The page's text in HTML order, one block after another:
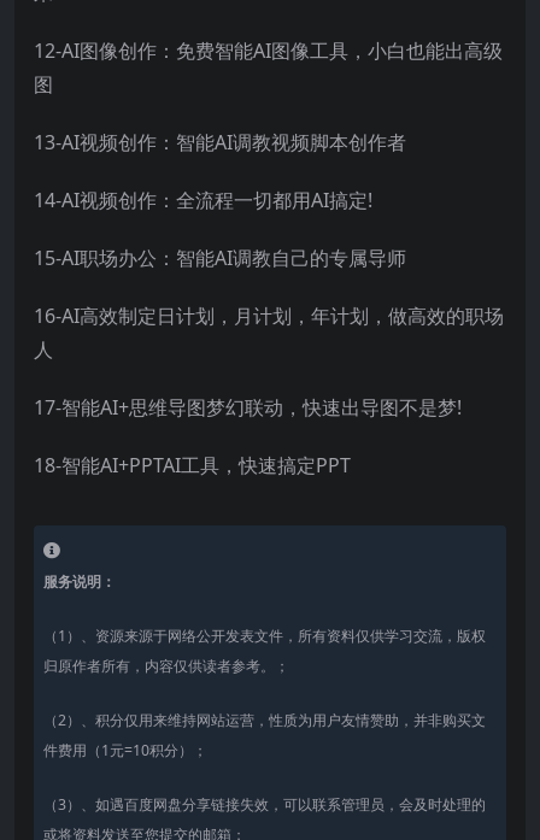
12-AI图像创作：免费智能AI图像工具，小白也能出高级
图
13-AI视频创作：智能AI调教视频脚本创作者
14-AI视频创作：全流程一切都用AI搞定!
15-AI职场办公：智能AI调教自己的专属导师
16-AI高效制定日计划，月计划，年计划，做高效的职场
人
17-智能AI+思维导图梦幻联动，快速出导图不是梦!
18-智能AI+PPTAI工具，快速搞定PPT
服务说明：
（1）、资源来源于网络公开发表文件，所有资料仅供学习交流，版权
归原作者所有，内容仅供读者参考。；
（2）、积分仅用来维持网站运营，性质为用户友情赞助，并非购买文
件费用（1元=10积分）；
（3）、如遇百度网盘分享链接失效，可以联系管理员，会及时处理的
或将资料发送至您提交的邮箱；